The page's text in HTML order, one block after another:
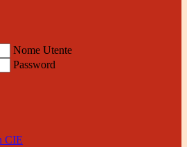
Nome Utente
Password
CIE